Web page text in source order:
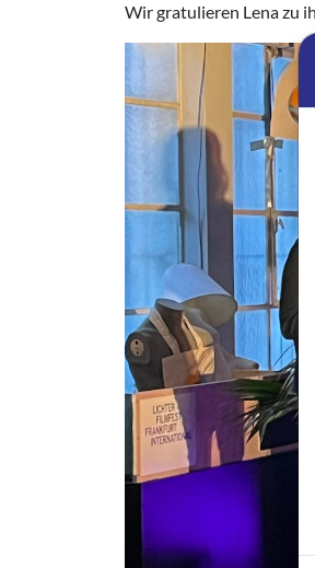
Wir gratulieren Lena zu